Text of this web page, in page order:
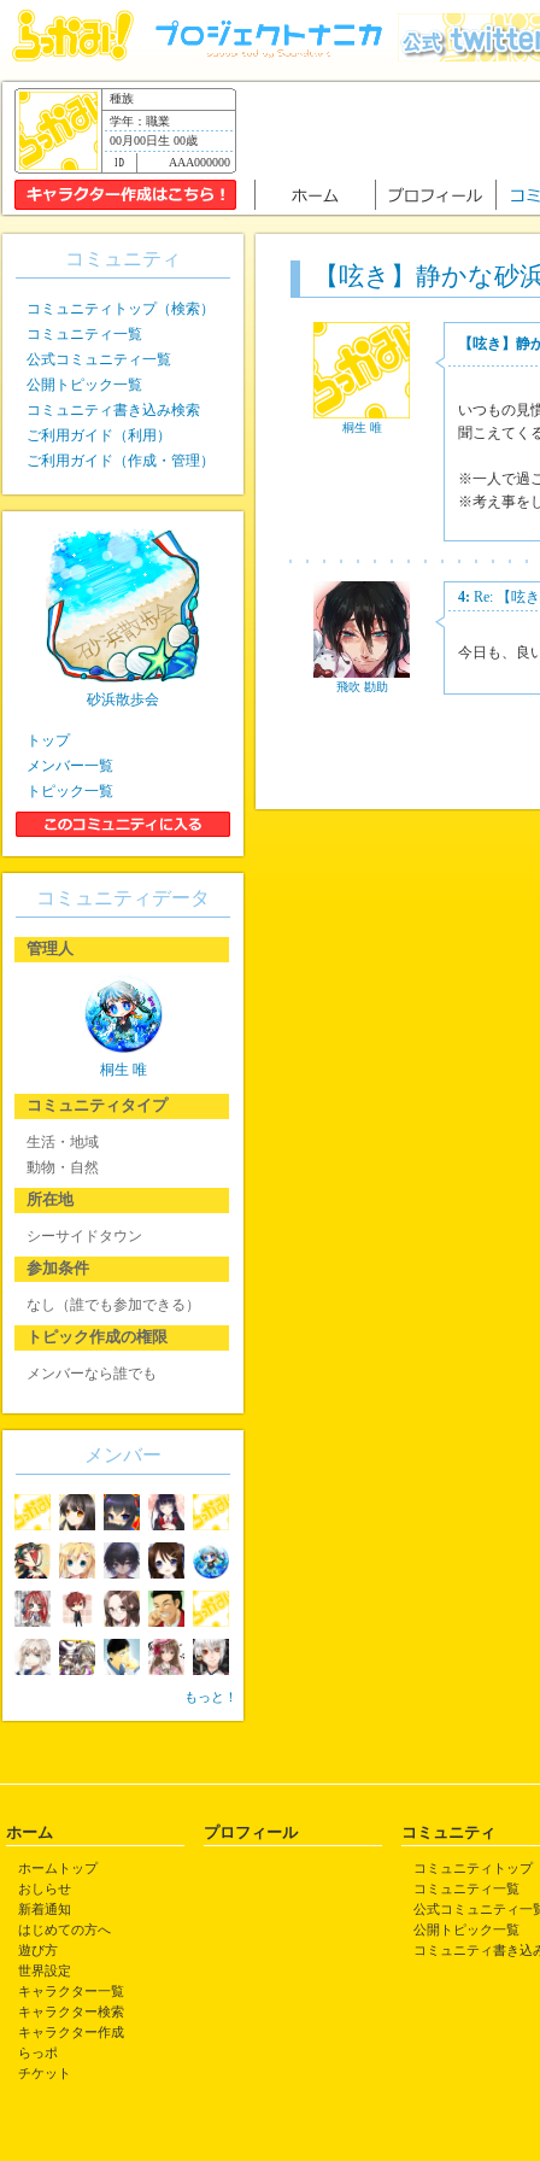
種族
学年：職業
00月00日生 00歳
AAA000000
【呟き】静かな砂
桐生 唯
【呟き】静
いつもの見
聞こえてく
※一人で過
※考え事を
飛吹 勘助
4: Re: 【呟
今日も、良
コミュニティ
コミュニティトップ（検索）
コミュニティ一覧
公式コミュニティ一覧
公開トピック一覧
コミュニティ書き込み検索
ご利用ガイド（利用）
ご利用ガイド（作成・管理）
砂浜散歩会
トップ
メンバー一覧
トピック一覧
コミュニティデータ
管理人
桐生 唯
コミュニティタイプ
生活・地域
動物・自然
所在地
シーサイドタウン
参加条件
なし（誰でも参加できる）
トピック作成の権限
メンバーなら誰でも
メンバー
もっと！
ホーム
ホームトップ
おしらせ
新着通知
はじめての方へ
遊び方
世界設定
キャラクター一覧
キャラクター検索
キャラクター作成
らっポ
チケット
プロフィール コミュニティ
コミュニティトップ
コミュニティ一覧
公式コミュニティ一
公開トピック一覧
コミュニティ書き込